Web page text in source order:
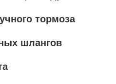
тормоза
шлангов